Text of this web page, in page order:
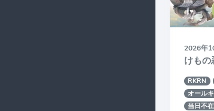
2026年
けも
RKRN
オール
当日不